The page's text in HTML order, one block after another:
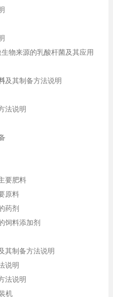
物来源的乳酸杆菌及其应用
及其制备方法说明
法说明
要肥料
原料
药剂
饲料添加剂
其制备方法说明
说明
法说明